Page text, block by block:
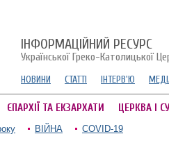
ІНФОРМАЦІЙНИЙ РЕСУРС
Української Греко-Католицької
НОВИНИ СТАТТІ ІНТЕРВ'Ю
ЄПАРХІЇ ТА ЕКЗАРХАТИ ЦЕРКВА І
ВІЙНА COVID-19